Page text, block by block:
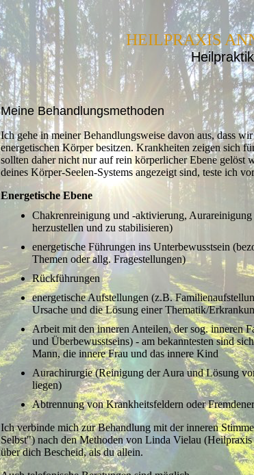
HEILPRAXIS
Meine Behandlungsmethoden
Ich gehe in meiner Behandlungsweise davon aus, dass
energetischen Körper besitzen. Krankheiten zeigen sich
sollten daher nicht nur auf rein körperlicher Ebene gelöst
deines Körper-Seelen-Systems angezeigt sind, teste ich
Energetische Ebene
Chakrenreinigung und -aktivierung,
herzustellen und zu stabilisieren)
energetische Führungen ins Unterbewusstsein
Themen oder allg. Fragestellungen)
Rückführungen
energetische Aufstellungen (z.B.
Ursache und die Lösung einer Thematik/
Arbeit mit den inneren Anteilen, der sog. inneren
und Überbewusstseins) - am bekanntesten sind
Mann, die innere Frau und das innere Kind
Aurachirurgie (Reinigung der Aura und Lösung
liegen)
Abtrennung von Krankheitsfeldern oder
Ich verbinde mich zur Behandlung mit der inneren
Selbst") nach den Methoden von Linda Vielau
über dich Bescheid, als du allein.